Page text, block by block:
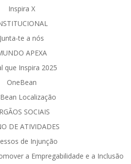
Inspira X
Junta-te a nós
APEXA
que Inspira 2025
OneBean
Localização
SOCIAIS
DE ATIVIDADES
de Injunção
a Empregabilidade e a Inclusão